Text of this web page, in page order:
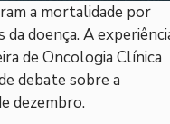
a mortalidade por
doença. A
de Oncologia Clínica
debate sobre a
dezembro.